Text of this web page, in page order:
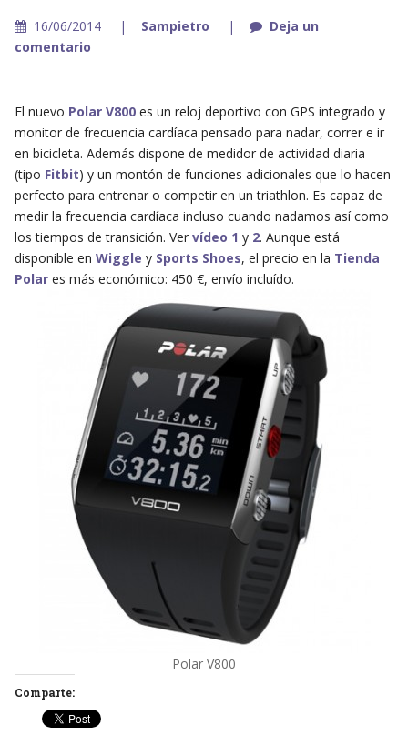
16/06/2014 Sampietro
Deja un
comentario
El nuevo Polar V800es un reloj deportivo con GPS integrado y
monitor de frecuencia cardíaca pensado para nadar, correr e ir
en bicicleta. Además dispone de medidor de actividad diaria
(tipo Fitbit) y un montón de funciones adicionales que lo hacen
perfecto para entrenar o competir en un triathlon. Es capaz de
medir la frecuencia cardíaca incluso cuando nadamos así como
los tiempos de transición. Ver vídeo 1 y 2. Aunque está
disponible en Wiggle y Sports Shoes, el precio en la Tienda
Polares más económico: 450 €, envío incluído.
Polar V800
Comparte: